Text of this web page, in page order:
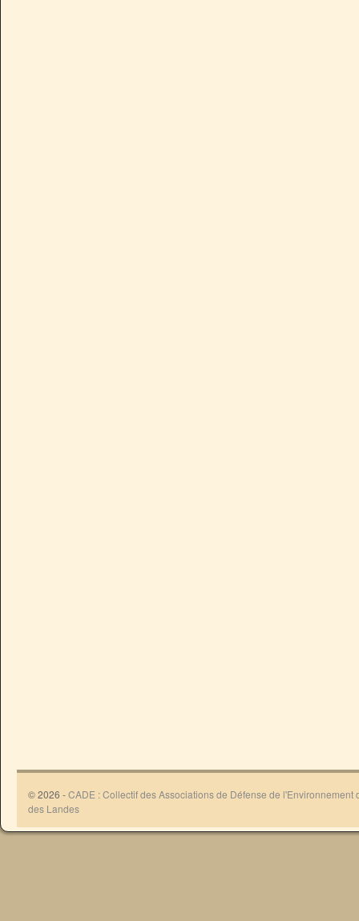
© 2026 -CADE : Collectif des Associations de Défense de l'Environnement
des Landes